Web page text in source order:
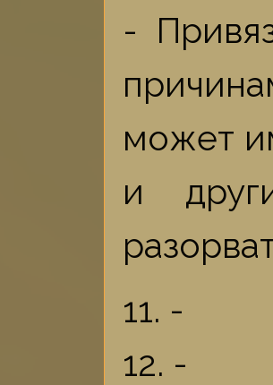
-
может
и
11. -
12. -